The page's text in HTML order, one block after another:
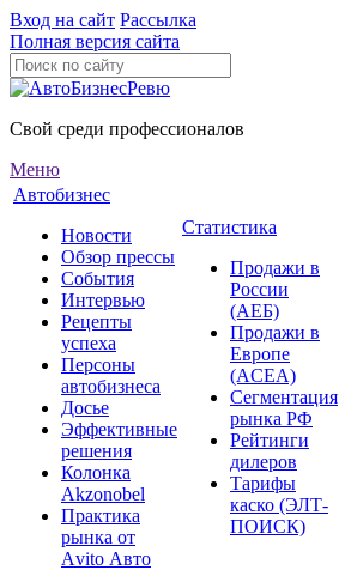
Вход на сайт Рассылка
Полная версия сайта
Свой среди профессионалов
Меню
Автобизнес
Новости
Обзор прессы
События
Интервью
Рецепты
успеха
Персоны
автобизнеса
Досье
Эффективные
решения
Колонка
Akzonobel
Практика
рынка от
Аvito Авто
Статистика
Продажи в
России
(АЕБ)
Продажи в
Европе
(ACEA)
Сегментация
рынка РФ
Рейтинги
дилеров
Тарифы
каско (ЭЛТ-
ПОИСК)